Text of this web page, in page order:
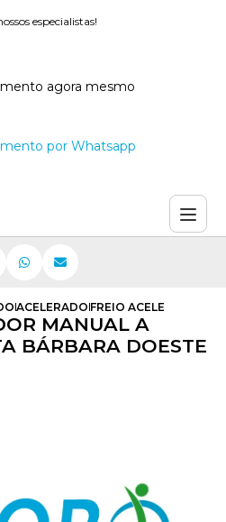
especialistas!
agora mesmo
por Whatsapp
E FREIOS MANUAIS
ACELERADOR E FREIO MANUAL
FREIO ACELERADOR
MANUAL A
BÁRBARA DOESTE